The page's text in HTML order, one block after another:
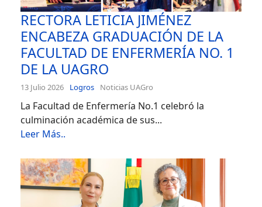
RECTORA LETICIA JIMÉNEZ
ENCABEZA GRADUACIÓN DE LA
FACULTAD DE ENFERMERÍA NO. 1
DE LA UAGRO
13 Julio 2026 Logros Noticias UAGro
La Facultad de Enfermería No.1 celebró la
culminación académica de sus...
Leer Más..